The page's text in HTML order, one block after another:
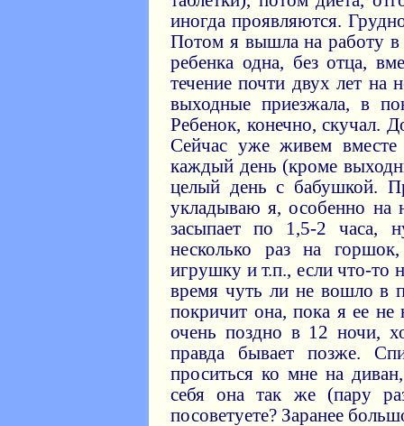
иногда проявляются.
Потом я вышла на работу
ребенка одна, без отца,
течение почти двух лет на
выходные приезжала, в
Ребенок, конечно, скучал.
Сейчас уже живем
каждый день (кроме
целый день с бабушкой.
укладываю я, особенно
засыпает по 1,5-2 часа,
несколько раз на
игрушку и т.п., если что-то
время чуть ли не вошло в
покричит она, пока я ее не
очень поздно в 12 ночи,
правда бывает позже.
проситься ко мне на
себя она так же (пару
посоветуете? Заранее